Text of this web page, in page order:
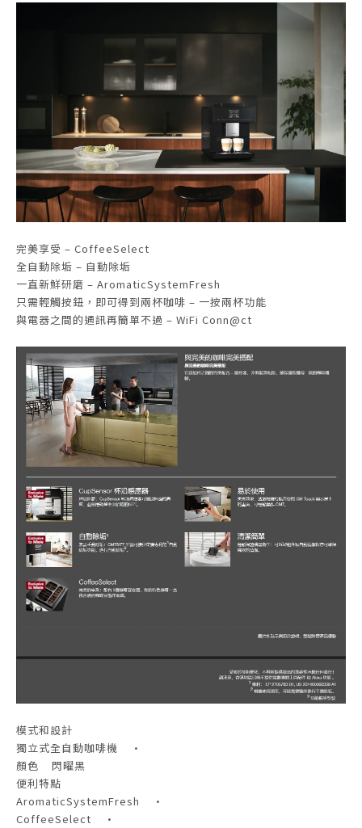
完美享受 – CoffeeSelect
全自動除垢 – 自動除垢
一直新鮮研磨 – AromaticSystemFresh
只需輕觸按鈕，即可得到兩杯咖啡 – 一按兩杯功能
與電器之間的通訊再簡單不過 – WiFi Conn@ct
模式和設計
獨立式全自動咖啡機 •
顏色 閃曜黑
便利特點
AromaticSystemFresh •
CoffeeSelect •